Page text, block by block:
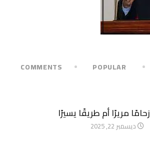
POPULAR
COMMENTS
زحامًا مريرًا أم طريقًا يسيرًا
ديسمبر 22, 2025